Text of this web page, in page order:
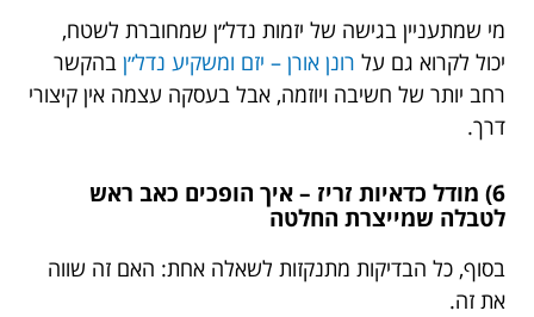
מי שמתעניין בגישה של יזמות נדל״ן שמחוברת לשטח,
יכול לקרוא גם על רונן אורן – יזם ומשקיע נדל״ן בהקשר
רחב יותר של חשיבה ויוזמה, אבל בעסקה עצמה אין קיצורי
דרך.
6) מודל כדאיות זריז – איך הופכים כאב ראש
לטבלה שמייצרת החלטה
בסוף, כל הבדיקות מתנקזות לשאלה אחת: האם זה שווה
את זה.